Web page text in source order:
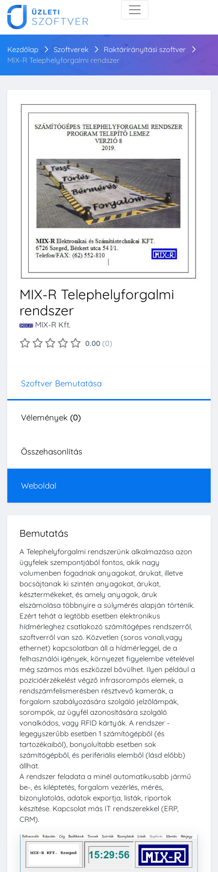
Kezdőlap Szoftverek
Raktárirányítási szoftver
MIX-R Telephelyforgalmi rendszer
MIX-R Telephelyforgalmi
rendszer
MIX-R Kft.
0.00 (0)
Szoftver Bemutatása
Vélemények (0)
Összehasonlítás
Weboldal
Bemutatás
A Telephelyforgalmi rendszerünk alkalmazása azon
ügyfelek szempontjából fontos, akik nagy
volumenben fogadnak anyagokat, árukat, illetve
bocsájtanak ki szintén anyagokat, árukat,
késztermékeket, és amely anyagok, áruk
elszámolása többnyire a súlymérés alapján történik.
Ezért tehát a legtöbb esetben elektronikus
hídmérleghez csatlakozó számítógépes rendszerről,
szoftverről van szó. Közvetlen (soros vonali,vagy
ethernet) kapcsolatban áll a hídmérleggel, de a
felhasználói igények, környezet figyelembe vételével
még számos más eszközzel bővülhet. Ilyen például a
pozícióérzékelést végző infrasorompós elemek, a
rendszámfelismerésben résztvevő kamerák, a
forgalom szabályozására szolgáló jelzőlámpák,
sorompók, az ügyfél azonosítására szolgáló
vonalkódos, vagy RFID kártyák. A rendszer -
legegyszerűbb esetben 1 számítógépből (és
tartozékaiból), bonyolultabb esetben sok
számítógépből, és perifériális elemből (lásd előbb)
állhat.
A rendszer feladata a minél automatikusabb jármű
be-, és kiléptetés, forgalom vezérlés, mérés,
bizonylatolás, adatok exportja, listák, riportok
készítése. Kapcsolat más IT rendszerekkel (ERP,
CRM).